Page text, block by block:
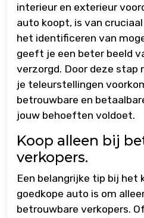
interieur en exterieur
auto koopt, is van
het identificeren van
geeft je een beter beeld
verzorgd. Door deze stap
je teleurstellingen
betrouwbare en
jouw behoeften voldoet.
Koop alleen bij
verkopers.
Een belangrijke tip bij het
goedkope auto is om
betrouwbare verkopers.